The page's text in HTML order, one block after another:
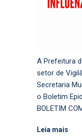
A Prefeitura
setor de
Secretaria
o Boletim
BOLETIM
Leia mais